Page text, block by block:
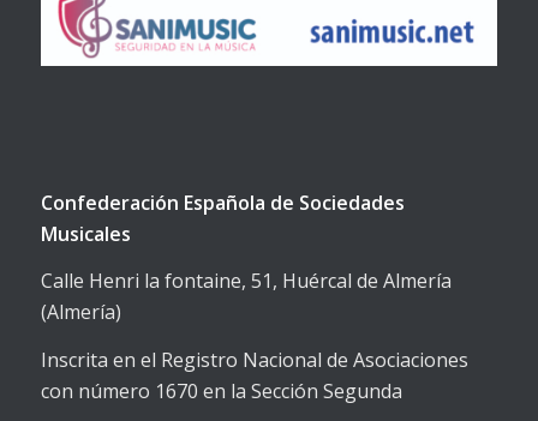
Confederación Española de Sociedades
Musicales
Calle Henri la fontaine, 51, Huércal de Almería
(Almería)
Inscrita en el Registro Nacional de Asociaciones
con número 1670 en la Sección Segunda